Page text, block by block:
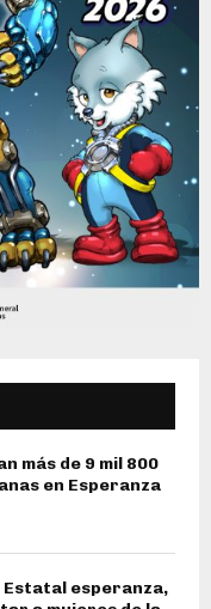
más de 9 mil 800
en Esperanza
Estatal esperanza,